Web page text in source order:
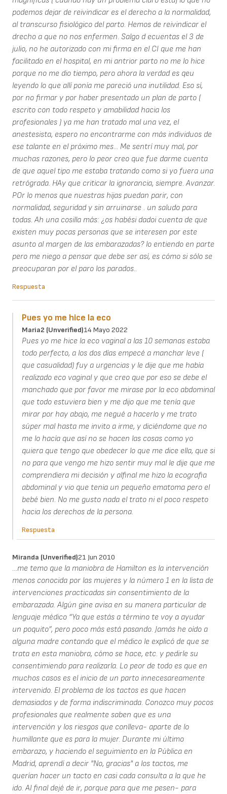
podemos dejar de reivindicar es el derecho a la normalidad,
al transcurso fisiológico del parto. Hemos de reivindicar el
drecho a que no nos enfermen. Salgo d ecuentas el 3 de
julio, no he autorizado con mi firma en el CI que me han
facilitado en el hospital, en mi antrior parto no me lo hice
porque no me dio tiempo, pero ahora la verdad es qeu
leyendo lo que allí ponía me pareció una inutilidad. Eso sí,
por no firmar y por haber presentado un plan de parto (
escrito con todo respeto y amabilidad hacia los
profesionales ) ya me han tratado mal una vez, el
anestesista, espero no encontrarme con más individuos de
ese talante en el próximo mes... Me sentrí muy mal, por
muchas razones, pero lo peor creo que fue darme cuenta
de que aquel tipo me estaba tratando como si yo fuera una
retrógrada. HAy que criticar la ignorancia, siempre. Avanzar.
POr lo menos que nuestras hijas puedan parir, con
normalidad, seguridad y sin arruinarse . un saludo para
todas. Ah una cosilla más: ¿os habési dadoi cuenta de que
existen muy pocas personas que se interesen por este
asunto al margen de las embarazadas? lo entiendo en parte
pero me niego a pensar que debe ser así, es cómo si sólo se
preocuparan por el paro los parados..
Respuesta
Pues yo me hice la eco
Maria2 (unverified)14 Mayo 2022
Pues yo me hice la eco vaginal a las 10 semanas estaba
todo perfecto, a los dos días empecé a manchar leve (
que casualidad) fuy a urgencias y le dije que me había
realizado eco vaginal y que creo que por eso se debe el
manchado que por favor me mirase por la eco abdominal
que todo estuviera bien y me dijo que me tenía que
mirar por hay abajo, me negué a hacerlo y me trato
súper mal hasta me invito a irme, y diciéndome que no
me lo hacía que así no se hacen las cosas como yo
quiera que tengo que obedecer lo que me dice ella, que si
no para que vengo me hizo sentir muy mal le dije que me
comprendiera mi decisión y alfinal me hizo la ecografia
abdominal y vio que tenia un pequeño ematoma pero el
bebé bien. No me gusto nada el trato ni el poco respeto
hacia los derechos de la persona.
Respuesta
Miranda (unverified)21 Jun 2010
…me temo que la maniobra de Hamilton es la intervención
menos conocida por las mujeres y la número 1 en la lista de
intervenciones practicadas sin consentimiento de la
embarazada. Algún gine avisa en su manera particular de
lenguaje médico “Ya que estás a término te voy a ayudar
un poquito”, pero poco más está pasando. Jamás he oído a
alguna madre contando que el médico le explicó de que se
trata en esta maniobra, cómo se hace, etc. y pedirle su
consentimiendo para realizarla. Lo peor de todo es que en
muchos casos es el inicio de un parto innecesareamente
intervenido. El problema de los tactos es que hacen
demasiados y de forma indiscriminada. Conozco muy pocos
profesionales que realmente saben que es una
intervención y los riesgos que conlleva- aparte de lo
humillante que es para la mujer. Durante mi último
embarazo, y haciendo el seguimiento en la Pública en
Madrid, aprendí a decir "No, gracias" a los tactos, me
querían hacer un tacto en casi cada consulta a la que he
ido. Al final dejé de ir, porque para que me pesen- para